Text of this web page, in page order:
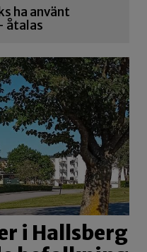
ha använt
åtalas
i Hallsberg